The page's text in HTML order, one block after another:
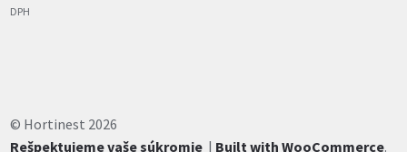
DPH
© Hortinest 2026
Rešpektujeme vaše súkromie
Built with WooCommerce.